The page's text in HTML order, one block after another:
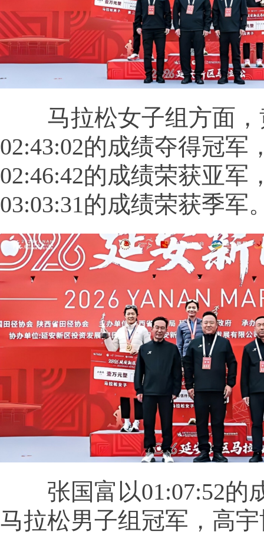
马拉松女子组方面，
02:43:02的成绩夺得冠军
02:46:42的成绩荣获亚军
03:03:31的成绩荣获季军
张国富以01:07:52的
马拉松男子组冠军，高宇